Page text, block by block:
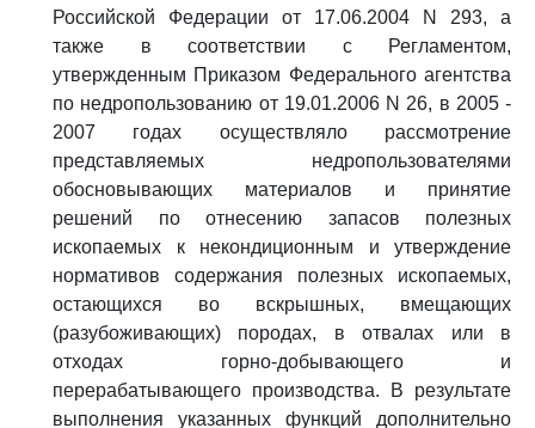
Российской Федерации от 17.06.2004 N 293, а
также в соответствии с Регламентом,
утвержденным Приказом Федерального агентства
по недропользованию от 19.01.2006 N 26, в 2005 -
2007 годах осуществляло рассмотрение
представляемых недропользователями
обосновывающих материалов и принятие
решений по отнесению запасов полезных
ископаемых к некондиционным и утверждение
нормативов содержания полезных ископаемых,
остающихся во вскрышных, вмещающих
(разубоживающих) породах, в отвалах или в
отходах горно-добывающего и
перерабатывающего производства. В результате
выполнения указанных функций дополнительно